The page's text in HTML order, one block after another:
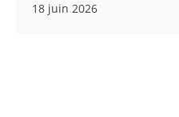
18 juin 2026